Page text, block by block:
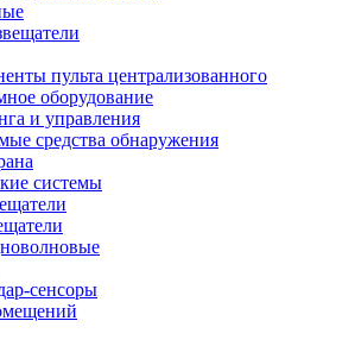
пульта централизованного
оборудование
и управления
средства обнаружения
системы
сенсоры